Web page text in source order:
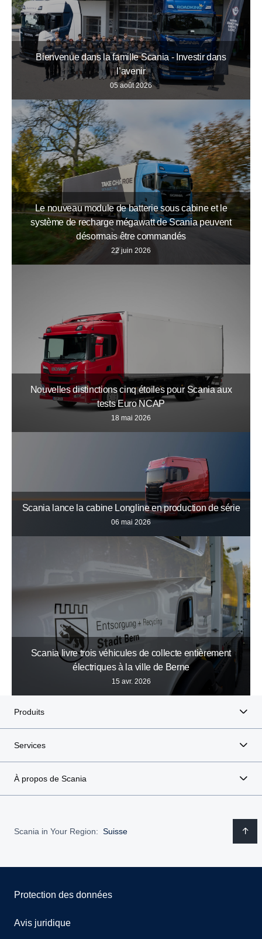
Bienvenue dans la famille Scania - Investir dans
l’avenir
05 août 2026
Le nouveau module de batterie sous cabine et le
système de recharge mégawatt de Scania peuvent
désormais être commandés
22 juin 2026
Nouvelles distinctions cinq étoiles pour Scania aux
tests Euro NCAP
18 mai 2026
Scania lance la cabine Longline en production de série
06 mai 2026
Scania livre trois véhicules de collecte entièrement
électriques à la ville de Berne
15 avr. 2026
Produits
Services
À propos de Scania
Scania in Your Region: Suisse
Protection des données
Avis juridique